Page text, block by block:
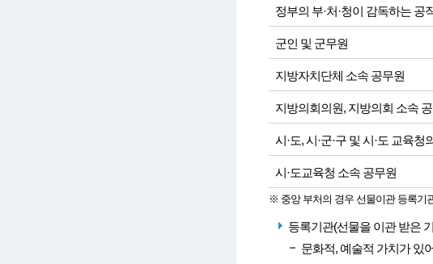
정부의 부·처·청이 감독하는 공
군인 및 군무원
지방자치단체 소속 공무원
지방의회의원, 지방의회 소속
시·도, 시·군·구 및 시·도 교육
시·도교육청 소속 공무원
※ 중앙 부처의 경우 선물이관 등록기
등록기관(선물을 이관 받은
문화적, 예술적 가치가 있